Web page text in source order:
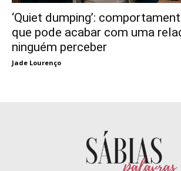
‘Quiet dumping’:
que pode acabar com uma
ninguém perceber
Jade Lourenço